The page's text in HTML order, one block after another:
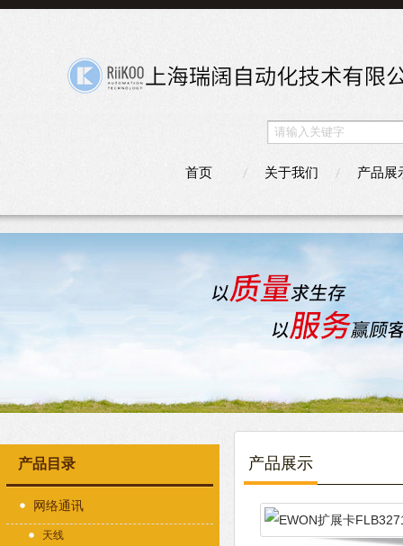
首页 关于我们 产品展
产品目录
网络通讯
天线
产品展示